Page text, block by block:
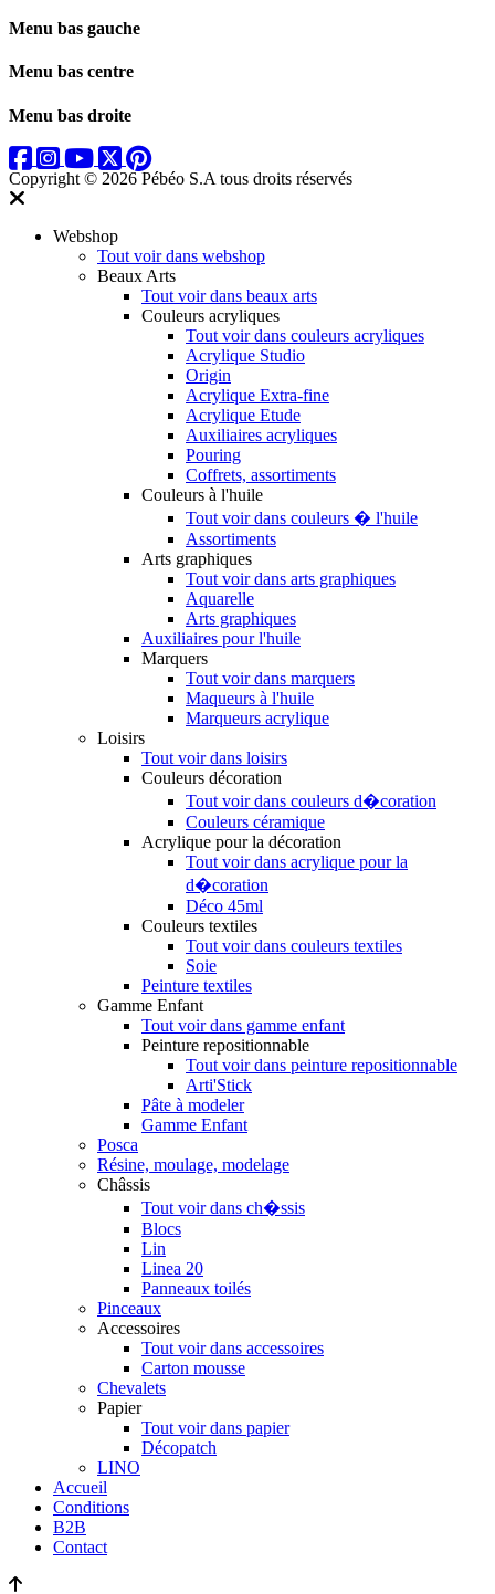
Menu bas gauche
Menu bas centre
Menu bas droite
Copyright © 2026 Pébéo S.A tous droits réservés
Webshop
Tout voir dans webshop
Beaux Arts
Tout voir dans beaux arts
Couleurs acryliques
Tout voir dans couleurs acryliques
Acrylique Studio
Origin
Acrylique Extra-fine
Acrylique Etude
Auxiliaires acryliques
Pouring
Coffrets, assortiments
Couleurs à l'huile
Tout voir dans couleurs � l'huile
Assortiments
Arts graphiques
Tout voir dans arts graphiques
Aquarelle
Arts graphiques
Auxiliaires pour l'huile
Marquers
Tout voir dans marquers
Maqueurs à l'huile
Marqueurs acrylique
Loisirs
Tout voir dans loisirs
Couleurs décoration
Tout voir dans couleurs d�coration
Couleurs céramique
Acrylique pour la décoration
Tout voir dans acrylique pour la
d�coration
Déco 45ml
Couleurs textiles
Tout voir dans couleurs textiles
Soie
Peinture textiles
Gamme Enfant
Tout voir dans gamme enfant
Peinture repositionnable
Tout voir dans peinture repositionnable
Arti'Stick
Pâte à modeler
Gamme Enfant
Posca
Résine, moulage, modelage
Châssis
Tout voir dans ch�ssis
Blocs
Lin
Linea 20
Panneaux toilés
Pinceaux
Accessoires
Tout voir dans accessoires
Carton mousse
Chevalets
Papier
Tout voir dans papier
Décopatch
LINO
Accueil
Conditions
B2B
Contact